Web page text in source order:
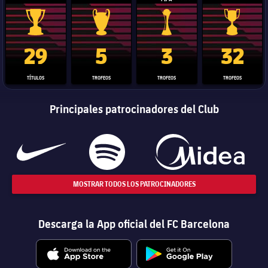
Trofeo de La Liga
29
TÍTULOS
Trofeo de la Liga de Campeones
5
TROFEOS
Trofeo del Mundial de
3
TROFEOS
Copa del
32
TROFEOS
Principales patrocinadores del Club
MOSTRAR TODOS LOS PATROCINADORES
Descarga la App oficial del FC Barcelona